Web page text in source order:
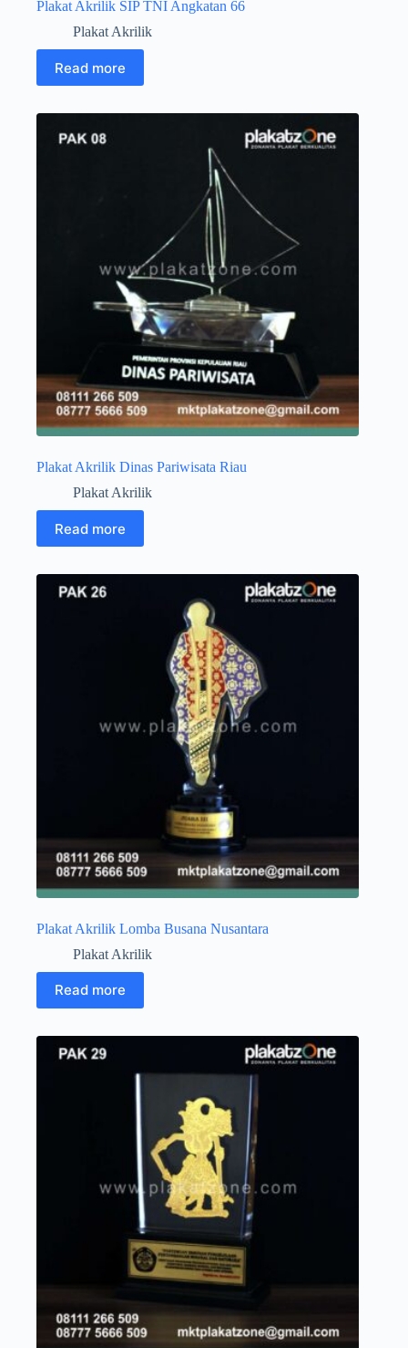
Plakat Akrilik SIP TNI Angkatan 66
Plakat Akrilik
Read more
Plakat Akrilik Dinas Pariwisata Riau
Plakat Akrilik
Read more
Plakat Akrilik Lomba Busana Nusantara
Plakat Akrilik
Read more